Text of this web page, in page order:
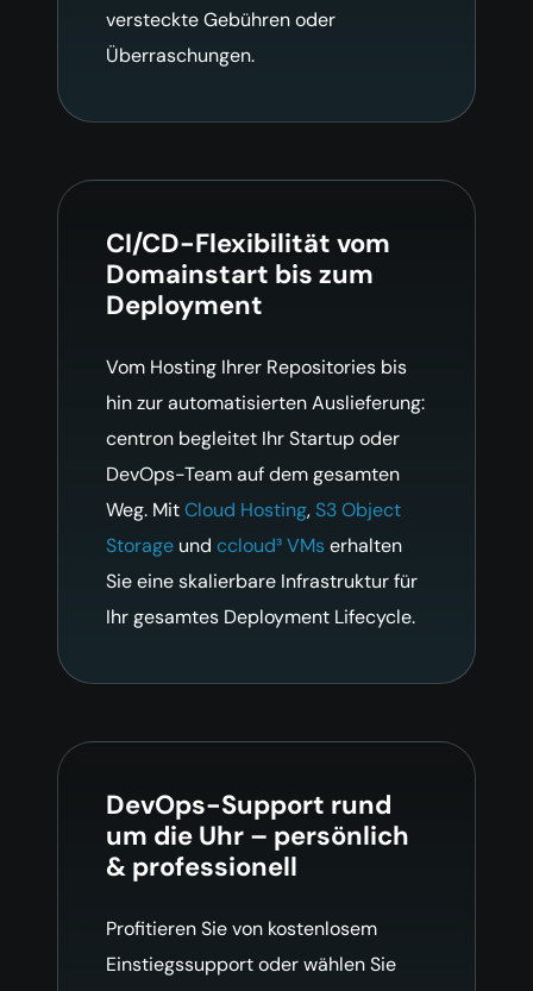
versteckte Gebühren oder
Überraschungen.
CI/CD-Flexibilität vom
Domainstart bis zum
Deployment
Vom Hosting Ihrer Repositories bis
hin zur automatisierten Auslieferung:
centron begleitet Ihr Startup oder
DevOps-Team auf dem gesamten
Weg. MitCloud Hosting,S3 Object
Storage und ccloud³ VMserhalten
Sie eine skalierbare Infrastruktur für
Ihr gesamtes Deployment Lifecycle.
DevOps-Support rund
um die Uhr – persönlich
& professionell
Profitieren Sie von kostenlosem
Einstiegssupport oder wählen Sie